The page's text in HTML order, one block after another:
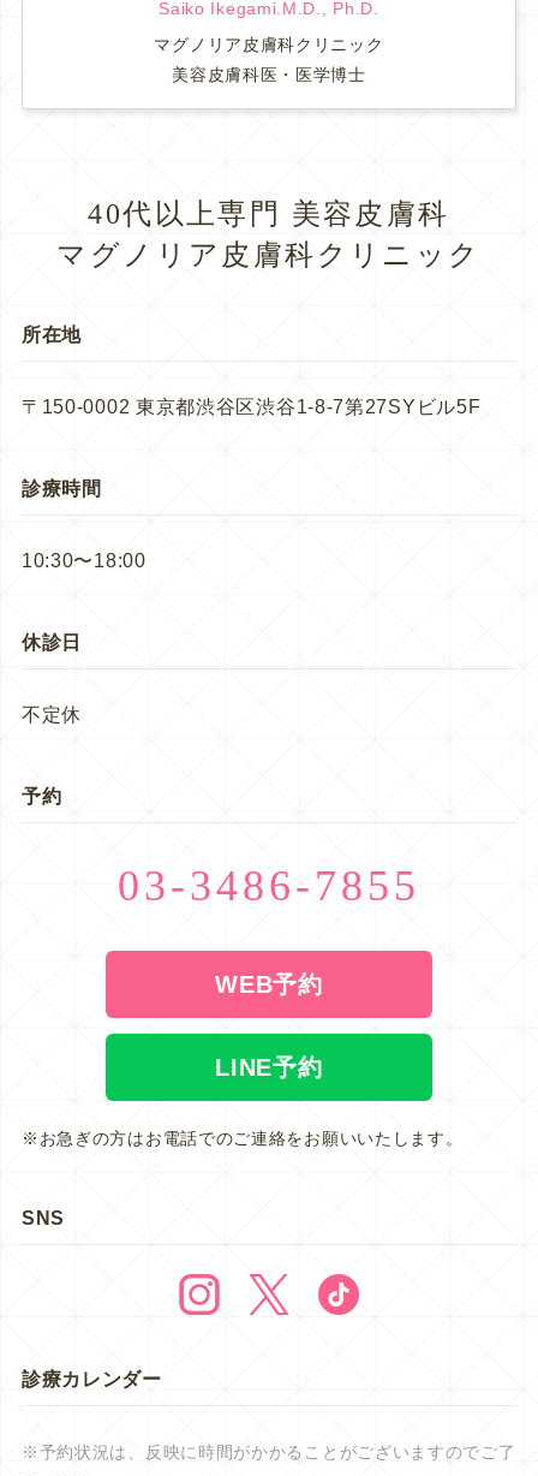
Saiko Ikegami.M.D., Ph.D.
マグノリア皮膚科クリニック
美容皮膚科医・医学博士
40代以上専門 美容皮膚科
マグノリア皮膚科クリニック
所在地
〒150-0002 東京都渋谷区渋谷1-8-7第27SYビル5F
診療時間
10:30〜18:00
休診日
不定休
予約
03-3486-7855
WEB予約
LINE予約
※お急ぎの方はお電話でのご連絡をお願いいたします。
SNS
診療カレンダー
※予約状況は、反映に時間がかかることがございますのでご了